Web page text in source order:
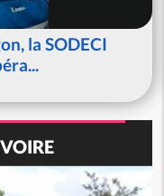
la SODECI